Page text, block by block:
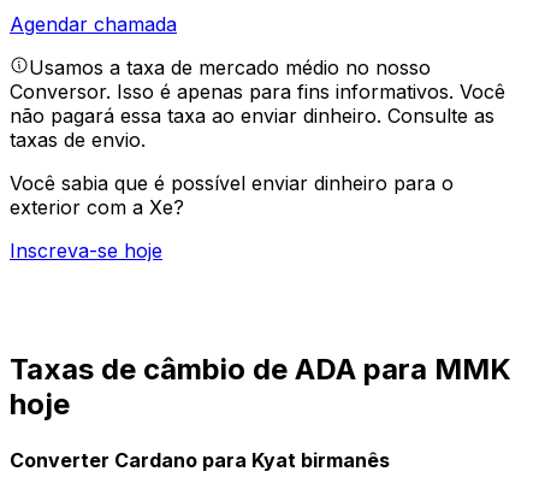
Agendar chamada
Usamos a taxa de mercado médio no nosso
Conversor. Isso é apenas para fins informativos. Você
não pagará essa taxa ao enviar dinheiro. Consulte as
taxas de envio.
Você sabia que é possível enviar dinheiro para o
exterior com a Xe?
Inscreva-se hoje
Taxas de câmbio de ADA para MMK
hoje
Converter Cardano para Kyat birmanês